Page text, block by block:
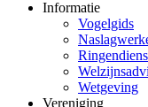
Informatie
Vogelgids
Wetgeving
Vereniging